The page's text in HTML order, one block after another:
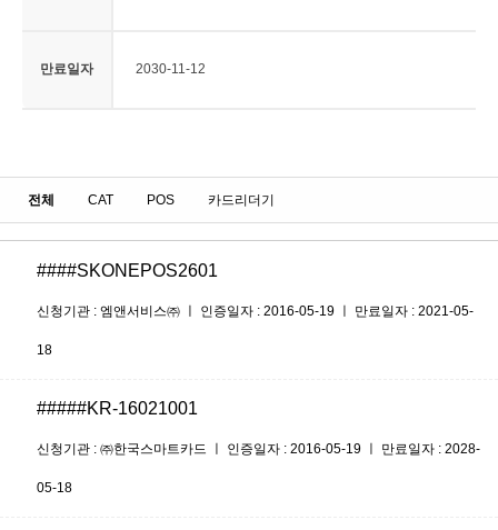
만료일자 2030-11-12
전체 CAT POS 카드리더기
####SKONEPOS2601
신청기관 : 엠앤서비스㈜ ㅣ 인증일자 : 2016-05-19 ㅣ 만료일자 : 2021-05-
18
#####KR-16021001
신청기관 : ㈜한국스마트카드 ㅣ 인증일자 : 2016-05-19 ㅣ 만료일자 : 2028-
05-18